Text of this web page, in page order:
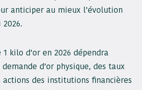
anticiper au mieux l’évolution
2026.
kilo d’or en 2026 dépendra
d’or physique, des taux
des institutions financières